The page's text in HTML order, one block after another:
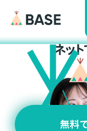
ネット
無料